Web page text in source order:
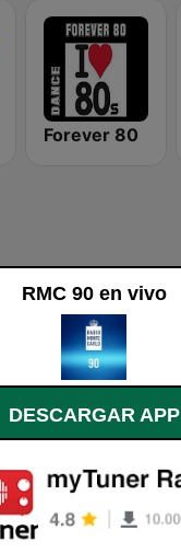
Forever 80
RMC 90 en vivo
DESCARGAR APP